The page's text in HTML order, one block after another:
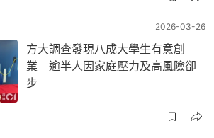
2026-03-26
方大調查發現八成大學生有意創
業 逾半人因家庭壓力及高風險卻
步